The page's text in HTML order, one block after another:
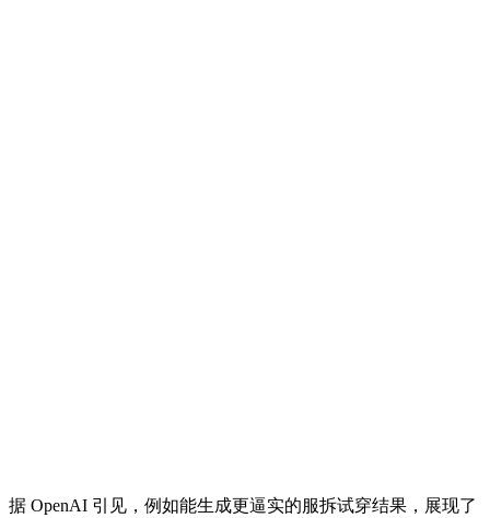
据 OpenAI 引见，例如能生成更逼实的服拆试穿结果，展现了